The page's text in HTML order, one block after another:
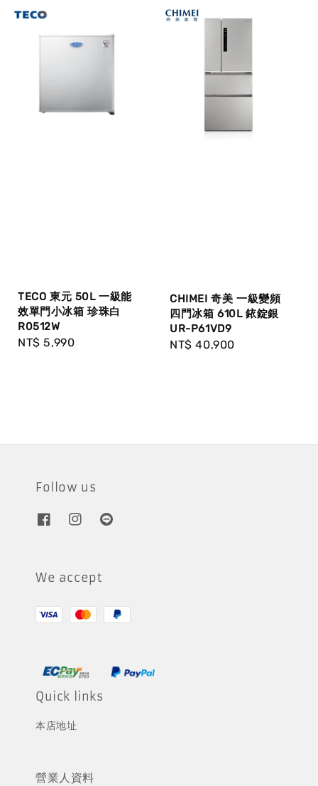
TECO 東元 50L 一級能
效單門小冰箱 珍珠白
R0512W
Regular
NT$ 5,990
CHIMEI 奇美 一級變頻
四門冰箱 610L 銥錠銀
UR-P61VD9
Regular
NT$ 40,900
Follow us
We accept
Quick links
本店地址
營業人資料